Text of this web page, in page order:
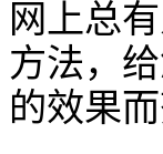
网上总
方法，
的效果而